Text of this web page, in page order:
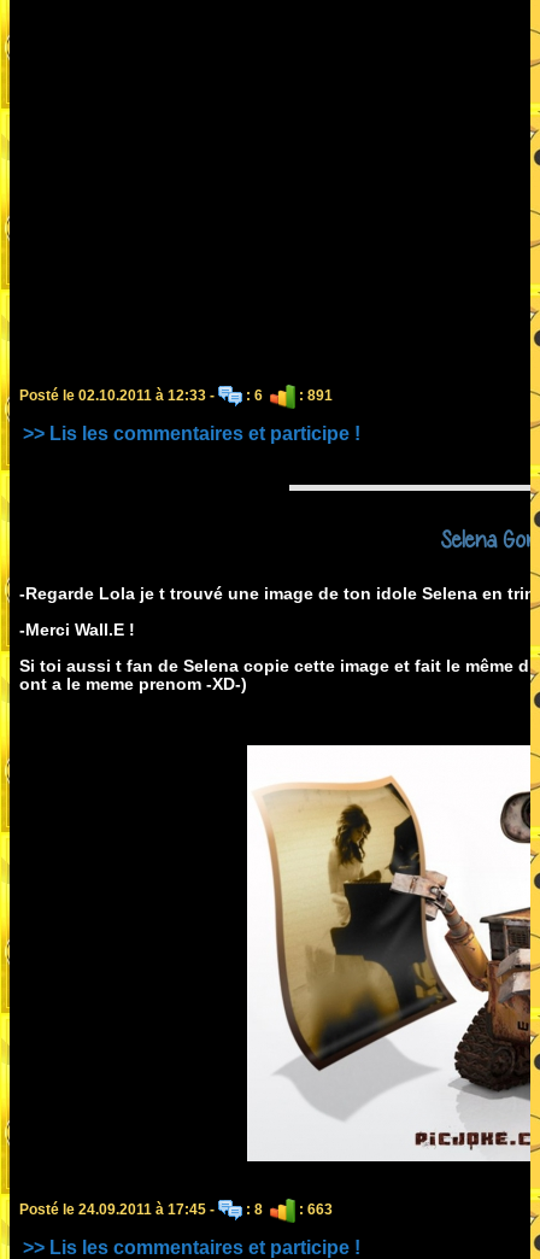
Posté le 02.10.2011 à 12:33 - : 6 : 891
>> Lis les commentaires et participe !
Selena
-Regarde Lola je t trouvé une image de ton idole Selena en
-Merci Wall.E !
Si toi aussi t fan de Selena copie cette image et fait le même
ont a le meme prenom -XD-)
Posté le 24.09.2011 à 17:45 - : 8 : 663
>> Lis les commentaires et participe !